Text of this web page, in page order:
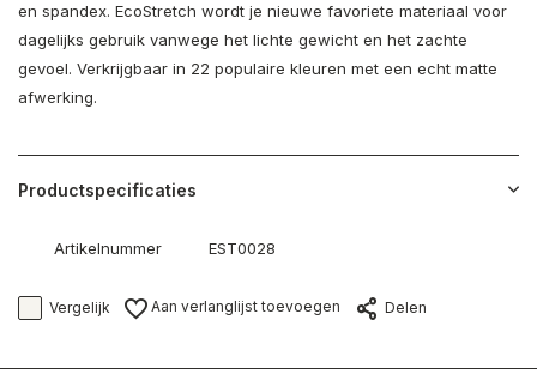
en spandex. EcoStretch wordt je nieuwe favoriete materiaal voor
dagelijks gebruik vanwege het lichte gewicht en het zachte
gevoel. Verkrijgbaar in 22 populaire kleuren met een echt matte
afwerking.
Productspecificaties
Artikelnummer EST0028
Vergelijk Aan verlanglijst toevoegen Delen